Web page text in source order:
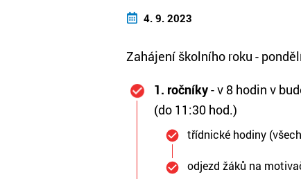
4. 9. 2023
Zahájení školního roku -
1. ročníky- v 8 hodin v
(do 11:30 hod.)
třídnické hodiny
odjezd žáků na